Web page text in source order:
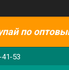
по
53